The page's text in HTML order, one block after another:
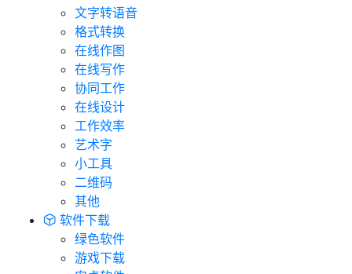
文字转语音
格式转换
在线作图
在线写作
协同工作
在线设计
工作效率
艺术字
小工具
二维码
其他
软件下载
绿色软件
游戏下载